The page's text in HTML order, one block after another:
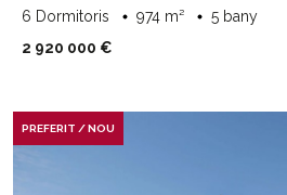
6 Dormitoris
974 m²
5 bany
2 920 000 €
PREFERIT / NOU